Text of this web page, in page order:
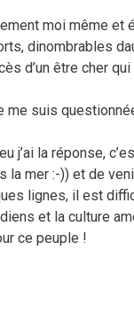
moi même et
dinombrables
d’un être cher
me suis
j’ai la réponse,
la mer :-)) et de
lignes, il est
et la culture
ce peuple !